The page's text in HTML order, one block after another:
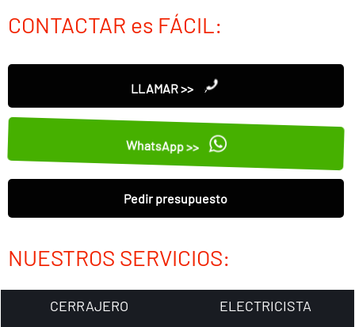
CONTACTAR es FÁCIL:
LLAMAR >>
WhatsApp >>
Pedir presupuesto
NUESTROS SERVICIOS:
CERRAJERO
ELECTRICISTA